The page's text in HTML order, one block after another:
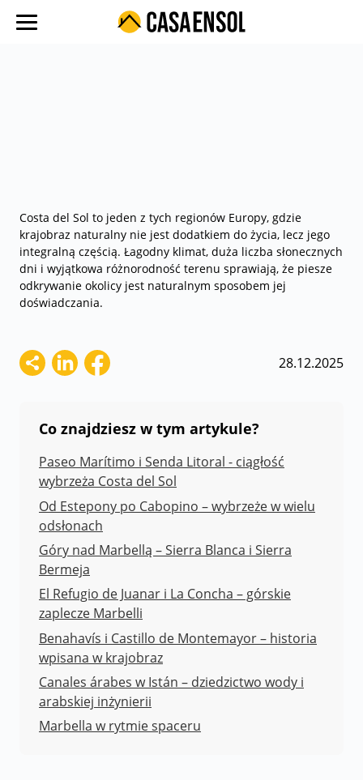
Blog
Kontakt
Costa del Sol to jeden z tych regionów Europy, gdzie
krajobraz naturalny nie jest dodatkiem do życia, lecz jego
integralną częścią. Łagodny klimat, duża liczba słonecznych
dni i wyjątkowa różnorodność terenu sprawiają, że piesze
odkrywanie okolicy jest naturalnym sposobem jej
doświadczania.
28.12.2025
Co znajdziesz w tym artykule?
Paseo Marítimo i Senda Litoral - ciągłość
wybrzeża Costa del Sol
Od Estepony po Cabopino – wybrzeże w wielu
odsłonach
Góry nad Marbellą – Sierra Blanca i Sierra
Bermeja
El Refugio de Juanar i La Concha – górskie
zaplecze Marbelli
Benahavís i Castillo de Montemayor – historia
wpisana w krajobraz
Canales árabes w Istán – dziedzictwo wody i
arabskiej inżynierii
Marbella w rytmie spaceru